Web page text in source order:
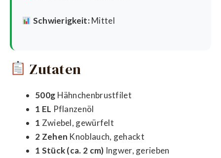
Schwierigkeit:Mittel
Zutaten
500g Hähnchenbrustfilet
1 EL Pflanzenöl
1 Zwiebel, gewürfelt
2 Zehen Knoblauch, gehackt
1 Stück (ca. 2 cm) Ingwer, gerieben